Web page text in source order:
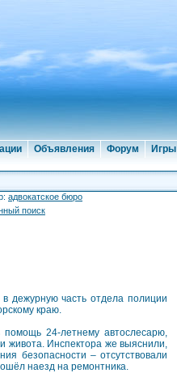
Объявления Форум Игры
адвокатское бюро
поиск
дежурную часть отдела полиции
краю.
24-летнему автослесарю,
живота. Инспектора же выяснили,
безопасности – отсутствовали
наезд на ремонтника.